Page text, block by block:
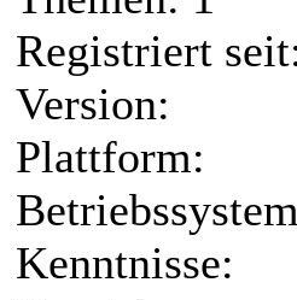
Registriert
Version:
Plattform:
Kenntnisse: